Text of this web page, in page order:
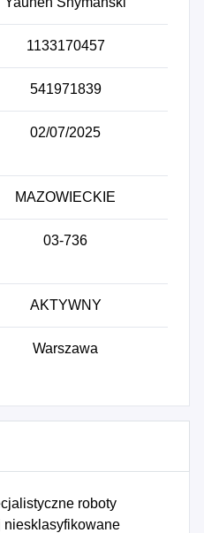
1133170457
541971839
02/07/2025
MAZOWIECKIE
03-736
AKTYWNY
Warszawa
roboty
niesklasyfikowane